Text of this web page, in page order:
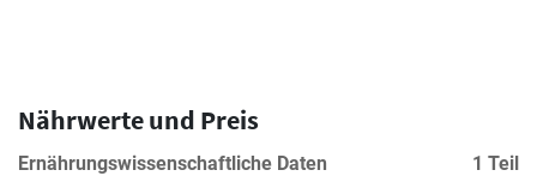
Nährwerte und Preis
Ernährungswissenschaftliche Daten
1 Teil